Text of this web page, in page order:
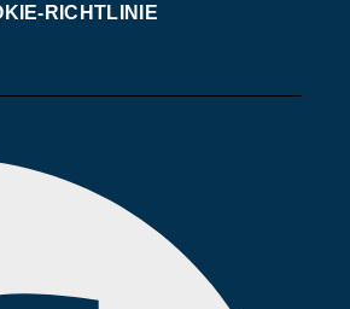
RICHTLINIE